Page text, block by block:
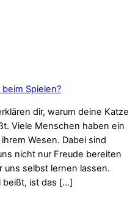
Spielen?
dir, warum deine Katze
Viele Menschen haben ein
Wesen. Dabei sind
nicht nur Freude bereiten
uns selbst lernen lassen.
beißt, ist das […]